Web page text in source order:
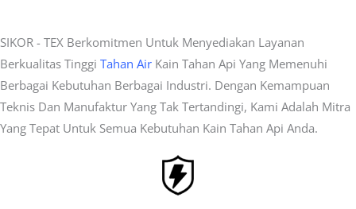
SIKOR - TEX Berkomitmen Untuk Menyediakan Layanan
Berkualitas Tinggi Tahan Air Kain Tahan Api Yang Memenuhi
Berbagai Kebutuhan Berbagai Industri. Dengan Kemampuan
Teknis Dan Manufaktur Yang Tak Tertandingi, Kami Adalah Mitra
Yang Tepat Untuk Semua Kebutuhan Kain Tahan Api Anda.